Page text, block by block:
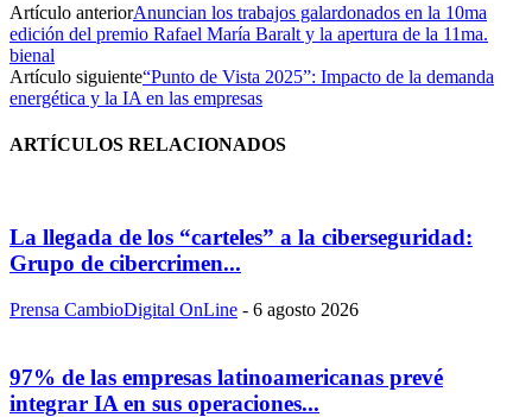
Artículo anteriorAnuncian los trabajos galardonados en la 10ma
edición del premio Rafael María Baralt y la apertura de la 11ma.
bienal
Artículo siguiente“Punto de Vista 2025”: Impacto de la demanda
energética y la IA en las empresas
ARTÍCULOS RELACIONADOS
La llegada de los “carteles” a la ciberseguridad:
Grupo de cibercrimen...
Prensa CambioDigital OnLine - 6 agosto 2026
97% de las empresas latinoamericanas prevé
integrar IA en sus operaciones...